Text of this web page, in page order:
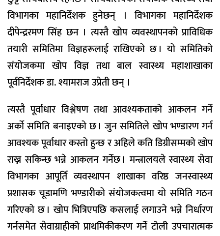
विभागका महानिर्देशक हुनेछन् । विभागका महानिर्देशक
दीपेन्द्ररमण सिंह छन । त्यस्तै खोप व्यवस्थापनको प्राविधिक
तयारी समितिमा विज्ञहरूलाई राखिएको छ । यो समितिको
संयोजकमा खोप विज्ञ तथा बाल स्वास्थ्य महाशाखाका
पूर्वनिर्देशक डा. श्यामराज उप्रेती छन् ।
त्यस्तै पूर्वाधार विश्लेषण तथा आवश्यकताको आकलन गर्ने
अर्को समिति बनाइएको छ । जुन समितिले खोप भण्डारण गर्न
आवश्यक पूर्वाधार कस्तो हुन्छ र अहिले कति डिग्रीसम्मको खोप
राख्न सकिन्छ भन्ने आकलन गर्नेछ । मन्त्रालयले स्वास्थ्य सेवा
विभागका आपूर्ति व्यवस्थापन शाखाका वरिष्ठ जनस्वास्थ्य
प्रशासक चूडामणि भण्डारीको संयोजकत्वमा यो समिति गठन
गरिएको छ । खोप भित्रिएपछि कसलाई लगाउने भन्ने निर्धारण
गर्नसमेत सेवाग्राहीको प्राथमिकीकरण गर्ने टोली उपचारात्मक